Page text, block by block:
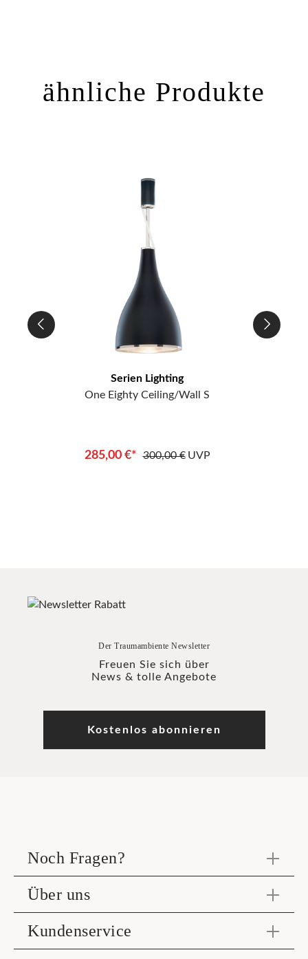
ähnliche Produkte
Serien Lighting
One Eighty Ceiling/Wall S
285,00 €* 300,00 € UVP
Der Traumambiente Newsletter
Freuen Sie sich über
News & tolle Angebote
Kostenlos abonnieren
Noch Fragen?
Über uns
Kundenservice